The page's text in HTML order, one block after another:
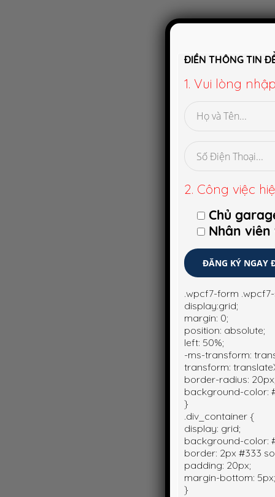
ĐIỀN THÔNG TIN
1. Vui lòng
2. Công việc
Chủ
Nhân
.wpcf7-form
display:grid;
margin: 0;
position: absolute;
left: 50%;
-ms-transform:
transform:
border-radius: 20px;
background-color:
}
.div_container {
display: grid;
background-color:
border: 2px #333
padding: 20px;
margin-bottom: 5px;
}